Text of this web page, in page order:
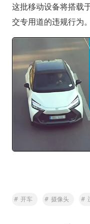
这批移动设备将搭载
交专用道的违规行为。
# 开车 # 摄像头 #